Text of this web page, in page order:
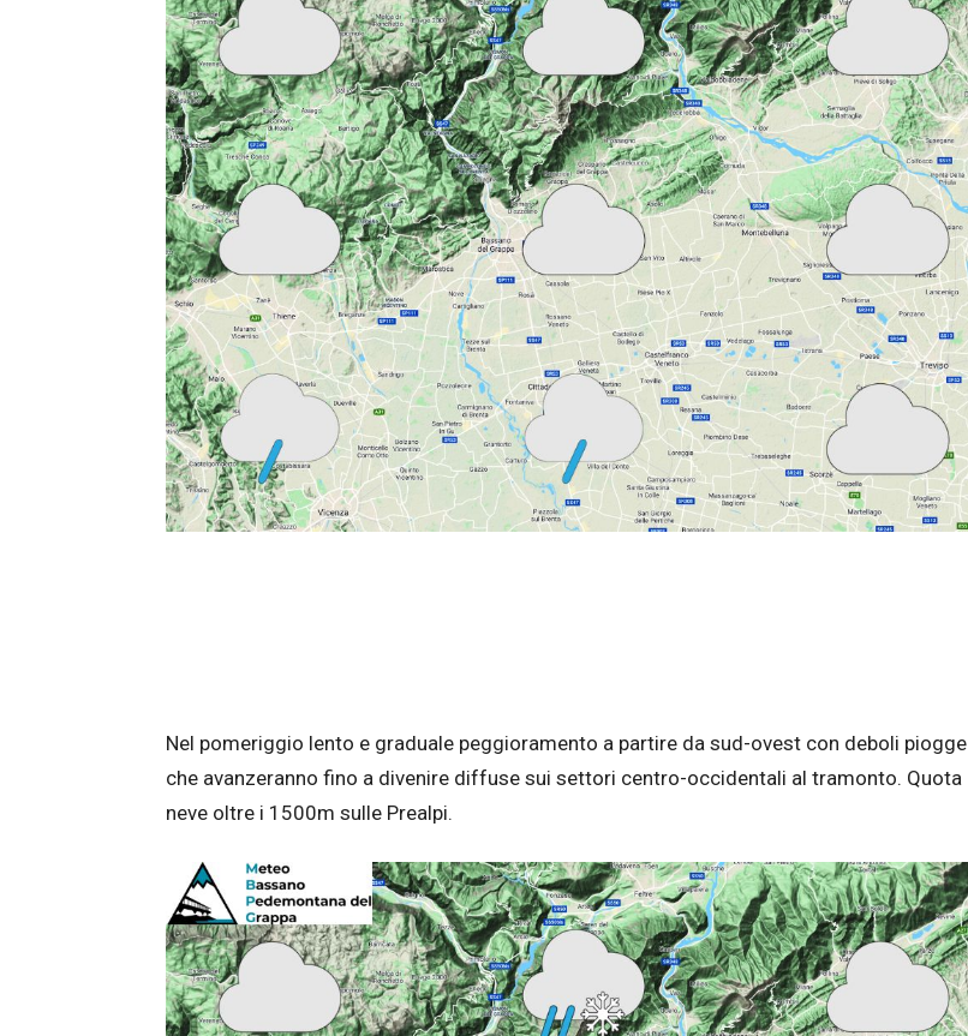
Nel pomeriggio lento e graduale peggioramento a partire da sud-ovest con deboli piogge
che avanzeranno fino a divenire diffuse sui settori centro-occidentali al tramonto. Quota
neve oltre i 1500m sulle Prealpi.